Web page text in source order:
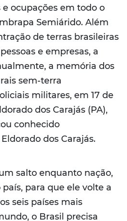
ocupações em todo o
Semiárido. Além
de terras brasileiras
e empresas, a
a memória dos
sem-terra
militares, em 17 de
dos Carajás (PA),
conhecido
dos Carajás.
salto enquanto nação,
para que ele volte a
seis países mais
o Brasil precisa